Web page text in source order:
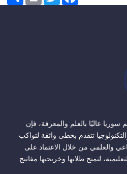
عاليًا بالعلم والمعرفة، فإن
تتقدم بخطى واثقة لتواكب
والعلمي من خلال الاعتماد على
لتمنح طلابها وخريجيها مفاتيح